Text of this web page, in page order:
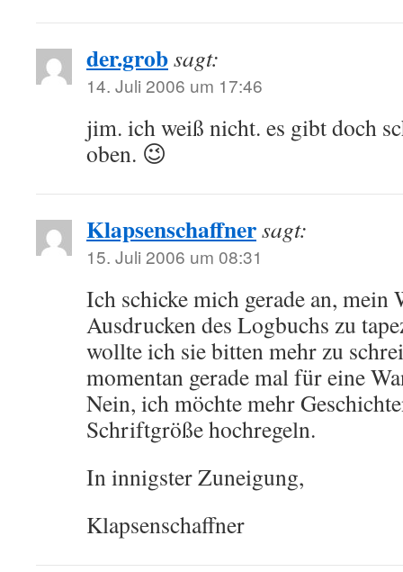
der.grobsagt:
14. Juli 2006 um 17:46
jim. ich weiß nicht. es gibt doch
oben. 😉
Klapsenschaffnersagt:
15. Juli 2006 um 08:31
Ich schicke mich gerade an,
Ausdrucken des Logbuchs zu
wollte ich sie bitten mehr zu
momentan gerade mal für eine
Nein, ich möchte mehr
Schriftgröße hochregeln.
In innigster Zuneigung,
Klapsenschaffner